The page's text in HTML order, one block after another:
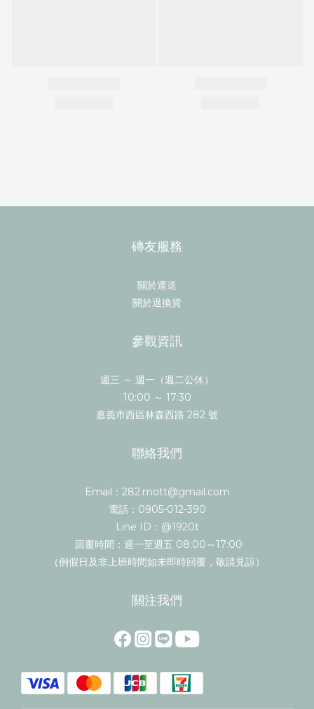
磚友服務
關於運送
關於退換貨
參觀資訊
週三 ～ 週一（週二公休）
10:00 ～ 17:30
嘉義市西區林森西路 282 號
聯絡我們
Email：282.mott@gmail.com
電話：0905-012-390
Line ID：@1920t
回覆時間：週一至週五 08:00～17:00
（例假日及非上班時間如未即時回覆，敬請見諒）
關注我們